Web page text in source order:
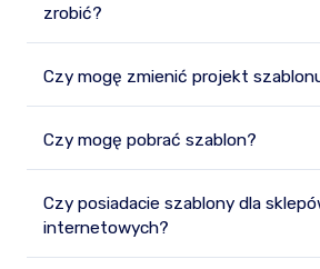
zrobić?
Czy mogę zmienić projekt
Czy mogę pobrać szablon?
Czy posiadacie szablony dla
internetowych?